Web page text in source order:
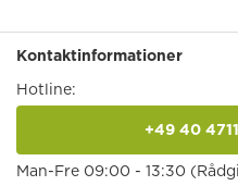
Kontaktinformationer
Hotline:
+49 40
Man-Fre 09:00 - 13:30